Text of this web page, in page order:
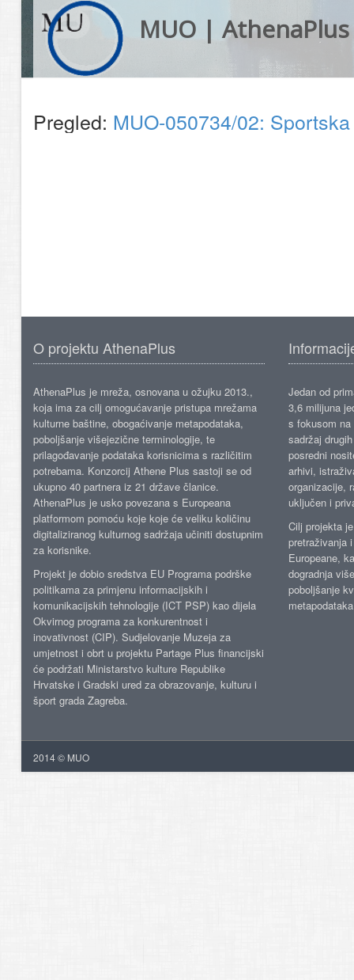
MUO | AthenaPlus
Pregled: MUO-050734/02:
O projektu AthenaPlus
AthenaPlus je mreža, osnovana u ožujku 2013.,
koja ima za cilj omogućavanje pristupa mrežama
kulturne baštine, obogaćivanje metapodataka,
poboljšanje višejezične terminologije, te
prilagođavanje podataka korisnicima s različitim
potrebama. Konzorcij Athene Plus sastoji se od
ukupno 40 partnera iz 21 države članice.
AthenaPlus je usko povezana s Europeana
platformom pomoću koje koje će veliku količinu
digitaliziranog kulturnog sadržaja učiniti dostupnim
za korisnike.
Projekt je dobio sredstva EU Programa podrške
politikama za primjenu informacijskih i
komunikacijskih tehnologije (ICT PSP) kao dijela
Okvirnog programa za konkurentnost i
inovativnost (CIP). Sudjelovanje Muzeja za
umjetnost i obrt u projektu Partage Plus financijski
će podržati Ministarstvo kulture Republike
Hrvatske i Gradski ured za obrazovanje, kulturu i
šport grada Zagreba.
Jedan od
3,6 milijuna
s fokusom
sadržaj
posredni
arhivi,
organizacije,
uključen i
Cilj projekta
pretraživanja
Europeane,
dogradnja
poboljšanje
2014 © MUO